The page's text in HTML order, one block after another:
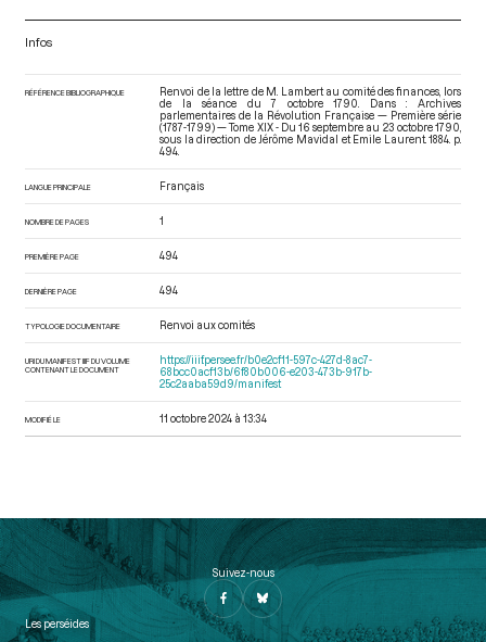
Infos
RÉFÉRENCE BIBLIOGRAPHIQUE
Renvoi de la lettre de M. Lambert au comité des finances, lors
de la séance du 7 octobre 1790. Dans : Archives
parlementaires de la Révolution Française — Première série
(1787-1799) — Tome XIX - Du 16 septembre au 23 octobre 1790
sous la direction de Jérôme Mavidal et Emile Laurent. 1884. p.
494.
LANGUE PRINCIPALE Français
NOMBRE DE PAGES 1
PREMIÈRE PAGE 494
DERNIÈRE PAGE 494
TYPOLOGIE DOCUMENTAIRE Renvoi aux comités
URI DU MANIFEST IIIF DU VOLUME
CONTENANT LE DOCUMENT
https://iiif.persee.fr/b0e2cf11-597c-427d-8ac7-
68bcc0acf13b/6f80b006-e203-473b-917b-
25c2aaba59d9/manifest
MODIFIÉ LE 11 octobre 2024 à 13:34
Suivez-nous
Les perséides